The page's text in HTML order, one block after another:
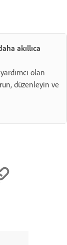
akıllıca
olan
düzenleyin ve